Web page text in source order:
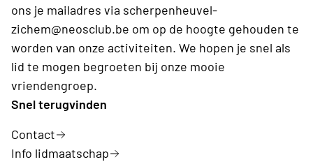
ons je mailadres via scherpenheuvel-
zichem@neosclub.be om op de hoogte gehouden te
worden van onze activiteiten. We hopen je snel als
lid te mogen begroeten bij onze mooie
vriendengroep.
Snel terugvinden
Contact
Info lidmaatschap